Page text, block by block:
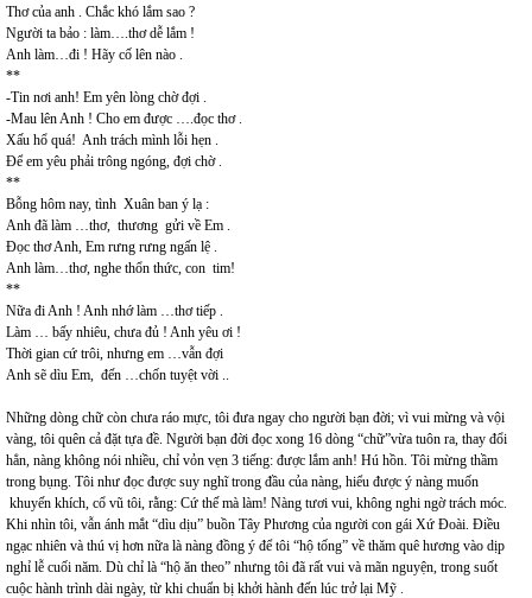
Thơ của anh . Chắc khó lắm sao ?
Người ta bảo : làm….thơ dễ lắm !
Anh làm…đi ! Hãy cố lên nào .
**
-Tin nơi anh! Em yên lòng chờ đợi .
-Mau lên Anh ! Cho em được ….đọc thơ .
Xấu hổ quá! Anh trách mình lỗi hẹn .
Để em yêu phải trông ngóng, đợi chờ .
**
Bỗng hôm nay, tình Xuân ban ý lạ :
Anh đã làm …thơ, thương gửi về Em .
Đọc thơ Anh, Em rưng rưng ngấn lệ .
Anh làm…thơ, nghe thổn thức, con tim!
**
Nữa đi Anh ! Anh nhớ làm …thơ tiếp .
Làm … bấy nhiêu, chưa đủ ! Anh yêu ơi !
Thời gian cứ trôi, nhưng em …vẫn đợi
Anh sẽ dìu Em, đến …chốn tuyệt vời ..
Những dòng chữ còn chưa ráo mực, tôi đưa ngay cho người bạn đời; vì vui mừng và vội
vàng, tôi quên cả đặt tựa đề. Người bạn đời đọc xong 16 dòng “chữ”vừa tuôn ra, thay đổi
hẳn, nàng không nói nhiều, chỉ vỏn vẹn 3 tiếng: được lắm anh! Hú hồn. Tôi mừng thầm
trong bụng. Tôi như đọc được suy nghĩ trong đầu của nàng, hiểu được ý nàng muốn
khuyến khích, cổ vũ tôi, rằng: Cứ thế mà làm! Nàng tươi vui, không nghi ngờ trách móc.
Khi nhìn tôi, vẫn ánh mắt “dìu dịu” buồn Tây Phương của người con gái Xứ Đoài. Điều
ngạc nhiên và thú vị hơn nữa là nàng đồng ý để tôi “hộ tống” về thăm quê hương vào dịp
nghỉ lễ cuối năm. Dù chỉ là “hộ ăn theo” nhưng tôi đã rất vui và mãn nguyện, trong suốt
cuộc hành trình dài ngày, từ khi chuẩn bị khởi hành đến lúc trở lại Mỹ .